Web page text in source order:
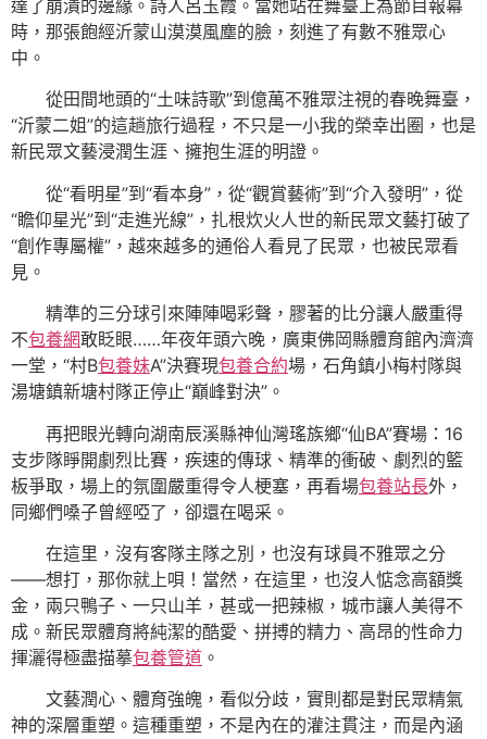
達了崩潰的邊緣。詩人呂玉霞。當她站在舞臺上為節目報幕
時，那張飽經沂蒙山漠漠風塵的臉，刻進了有數不雅眾心
中。
從田間地頭的“土味詩歌”到億萬不雅眾注視的春晚舞臺，
“沂蒙二姐”的這趟旅行過程，不只是一小我的榮幸出圈，也是
新民眾文藝浸潤生涯、擁抱生涯的明證。
從“看明星”到“看本身”，從“觀賞藝術”到“介入發明”，從
“瞻仰星光”到“走進光線”，扎根炊火人世的新民眾文藝打破了
“創作專屬權”，越來越多的通俗人看見了民眾，也被民眾看
見。
精準的三分球引來陣陣喝彩聲，膠著的比分讓人嚴重得
不包養網敢眨眼……年夜年頭六晚，廣東佛岡縣體育館內濟濟
一堂，“村B包養妹A”決賽現包養合約場，石角鎮小梅村隊與
湯塘鎮新塘村隊正停止“巔峰對決”。
再把眼光轉向湖南辰溪縣神仙灣瑤族鄉“仙BA”賽場：16
支步隊睜開劇烈比賽，疾速的傳球、精準的衝破、劇烈的籃
板爭取，場上的氛圍嚴重得令人梗塞，再看場包養站長外，
同鄉們嗓子曾經啞了，卻還在喝采。
在這里，沒有客隊主隊之別，也沒有球員不雅眾之分
——想打，那你就上唄！當然，在這里，也沒人惦念高額獎
金，兩只鴨子、一只山羊，甚或一把辣椒，城市讓人美得不
成。新民眾體育將純潔的酷愛、拼搏的精力、高昂的性命力
揮灑得極盡描摹包養管道 。
文藝潤心、體育強魄，看似分歧，實則都是對民眾精氣
神的深層重塑。這種重塑，不是內在的灌注貫注，而是內涵